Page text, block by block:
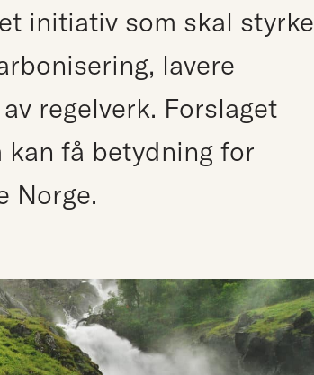
initiativ som skal styrke
lavere
regelverk. Forslaget
få betydning for
Norge.